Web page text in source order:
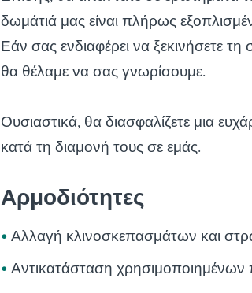
δωμάτιά μας είναι πλήρως
Εάν σας ενδιαφέρει να ξεκινήσετε
θα θέλαμε να σας γνωρίσουμε.
Ουσιαστικά, θα διασφαλίζετε μια
κατά τη διαμονή τους σε εμάς.
Αρμοδιότητες
Αλλαγή κλινοσκεπασμάτων και
Αντικατάσταση χρησιμοποιημένων